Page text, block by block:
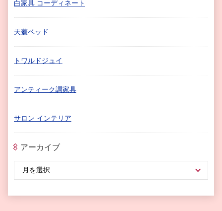
白家具 コーディネート
天蓋ベッド
トワルドジュイ
アンティーク調家具
サロン インテリア
アーカイブ